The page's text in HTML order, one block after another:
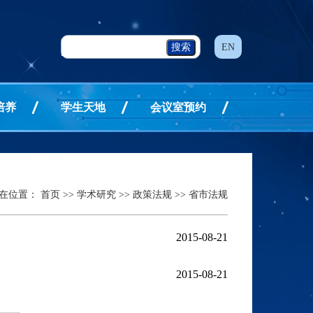
EN
养 学生天地 会议室预约
位置： 首页 >> 学术研究 >> 政策法规 >> 省市法规
2015-08-21
2015-08-21